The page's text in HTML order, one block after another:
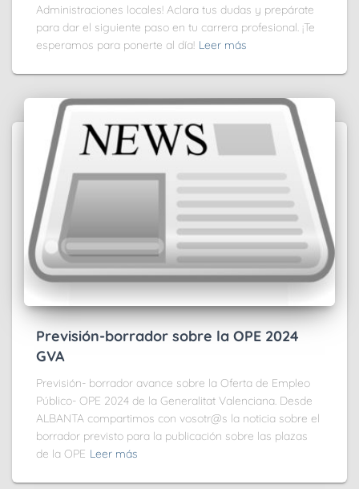
Administraciones locales! Aclara tus dudas y prepárate
para dar el siguiente paso en tu carrera profesional. ¡Te
esperamos para ponerte al día! Leer más
Previsión-borrador sobre la OPE 2024
GVA
Previsión- borrador avance sobre la Oferta de Empleo
Público- OPE 2024 de la Generalitat Valenciana. Desde
ALBANTA compartimos con vosotr@s la noticia sobre el
borrador previsto para la publicación sobre las plazas
de la OPE Leer más